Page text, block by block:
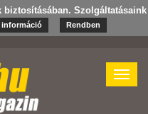
információ Rendben
Toggle